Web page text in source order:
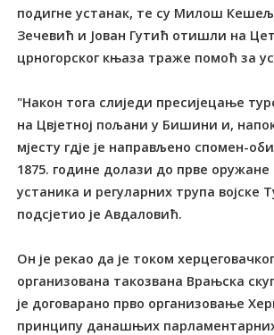
подигне устанак, те су Милош
Зечевић и Јован Гутић отишли на
црногорског књаза траже помоћ за
"Након тога слиједи пресијецање
на Цвјетној пољани у Бишини и,
мјесту гдје је направљено спомен-
1875. године долази до прве
устаника и регуларних трупа војске
подсјетио је Авдаловић.
Он је рекао да је током
организована такозвана Врањска
је договарано прво организовање
принципу данашњих